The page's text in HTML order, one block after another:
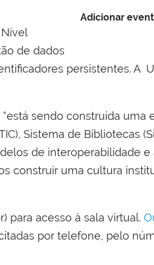
Adicionar
de dados
persistentes. A
sendo construída uma
Sistema de Bibliotecas
de interoperabilidade e
construir uma cultura
para acesso à sala virtual.
por telefone, pelo